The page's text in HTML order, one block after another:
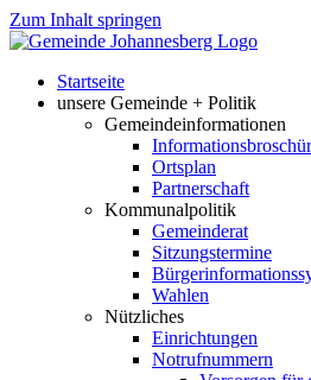
Zum Inhalt springen
Startseite
unsere Gemeinde + Politik
Gemeindeinformationen
Ortsplan
Partnerschaft
Kommunalpolitik
Gemeinderat
Sitzungstermine
Wahlen
Nützliches
Einrichtungen
Notrufnummern